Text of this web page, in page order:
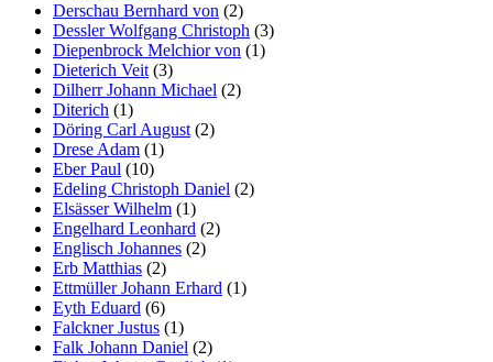
Derschau Bernhard von (2)
Dessler Wolfgang Christoph (3)
Diepenbrock Melchior von (1)
Dieterich Veit (3)
Dilherr Johann Michael (2)
Diterich (1)
Döring Carl August (2)
Drese Adam (1)
Eber Paul (10)
Edeling Christoph Daniel (2)
Elsässer Wilhelm (1)
Engelhard Leonhard (2)
Englisch Johannes (2)
Erb Matthias (2)
Ettmüller Johann Erhard (1)
Eyth Eduard (6)
Falckner Justus (1)
Falk Johann Daniel (2)